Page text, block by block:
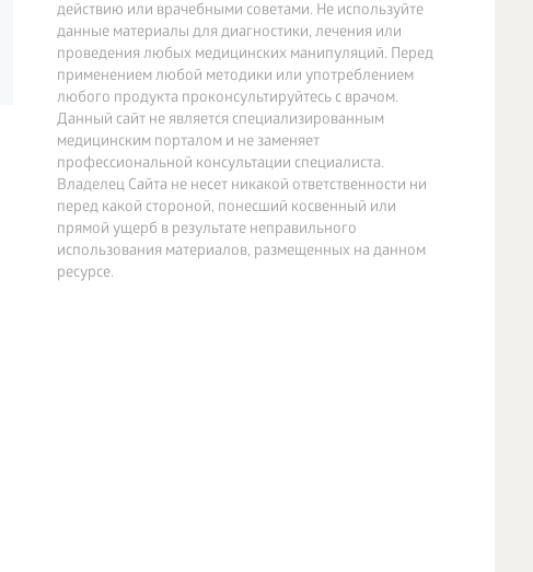
действию или врачебными советами. Не используйте
данные материалы для диагностики, лечения или
проведения любых медицинских манипуляций. Перед
применением любой методики или употреблением
любого продукта проконсультируйтесь с врачом.
Данный сайт не является специализированным
медицинским порталом и не заменяет
профессиональной консультации специалиста.
Владелец Сайта не несет никакой ответственности ни
перед какой стороной, понесший косвенный или
прямой ущерб в результате неправильного
использования материалов, размещенных на данном
ресурсе.